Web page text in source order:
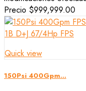
Precio $999,999.00
Quick view
150Psi 400Gpm...